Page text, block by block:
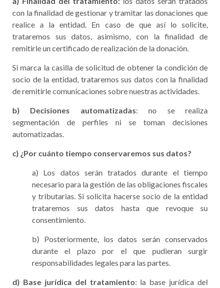
con la finalidad de gestionar y tramitar las donaciones que
realice a la entidad. En caso de que así lo solicite,
trataremos sus datos, asimismo, con la finalidad de
remitirle un certificado de realización de la donación.
Si marca la casilla de solicitud de obtener la condición de
socio de la entidad, trataremos sus datos con la finalidad
de remitirle comunicaciones sobre nuestras actividades.
b) Decisiones automatizadas: no se realiza
segmentación de perfiles ni se toman decisiones
automatizadas.
c) ¿Por cuánto tiempo conservaremos sus datos?
a) Los datos serán tratados durante el tiempo
necesario para la gestión de las obligaciones fiscales
y tributarias. Si solicita hacerse socio de la entidad
trataremos sus datos hasta que revoque su
consentimiento.
b) Posteriormente, los datos serán conservados
durante el plazo por el que pudieran surgir
responsabilidades legales para las partes.
d) Base jurídica del tratamiento: la base jurídica del